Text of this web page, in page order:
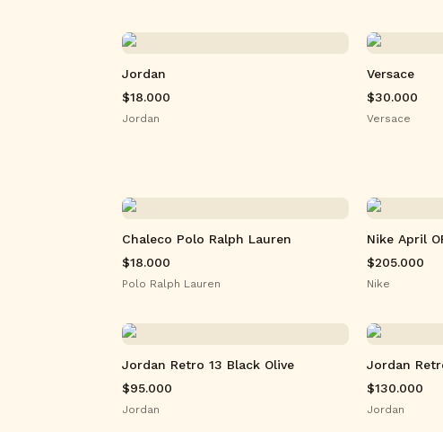
Jordan
$18.000
Jordan
Versace
$30.000
Versace
Chaleco Polo Ralph Lauren
$18.000
Polo Ralph Lauren
Nike April
$205.000
Nike
Jordan Retro 13 Black Olive
$95.000
Jordan
Jordan
$130.000
Jordan